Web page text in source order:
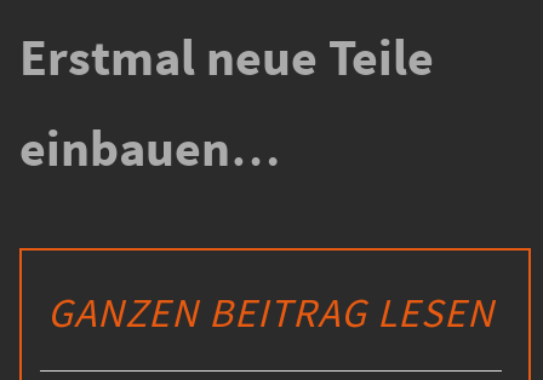
Erstmal neue Teile
einbauen…
GANZEN BEITRAG LESEN